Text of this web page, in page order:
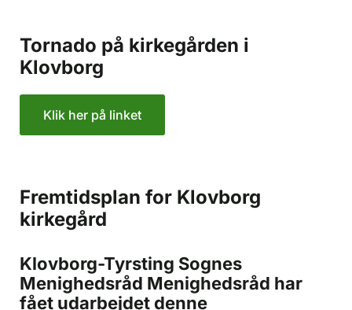
Tornado på kirkegården i
Klovborg
Klik her på linket
Fremtidsplan for Klovborg
kirkegård
Klovborg-Tyrsting Sognes
Menighedsråd Menighedsråd har
fået udarbejdet denne